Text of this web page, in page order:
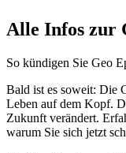
Alle Infos zur
So kündigen Sie Geo
Bald ist es soweit: Die
Leben auf dem Kopf.
Zukunft verändert.
warum Sie sich jetzt